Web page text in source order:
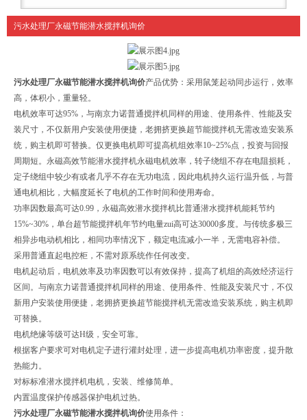
污水处理厂永磁节能潜水搅拌机询价
污水处理厂永磁节能潜水搅拌机询价产品优势：采用鼠笼起动同步运行，效率
高，体积小，重量轻。
电机效率可达95%，与南京力诺普通搅拌机同样的用途、使用条件、性能及安
装尺寸，不仅新用户安装使用便捷，老拥挤更换超节能搅拌机无需改造安装系
统，购主机即可替换。仅更换电机即可提高机组效率10~25%点，投资与回报
周期短。永磁高效节能潜水搅拌机永磁电机效率，转子绕组不存在电阻损耗，
定子绕组中较少有或者几乎不存在无功电流，因此电机持久运行温升低，与普
通电机相比，大幅度延长了电机的工作时间和使用寿命。
功率因数最高可达0.99，永磁高效潜水搅拌机比普通潜水搅拌机能耗节约
15%~30%，单台超节能搅拌机年节约电量zui高可达30000多度。与传统多极三
相异步电动机相比，相同功率情况下，额定电流减小一半，无需电容补偿。
采用普通直起电控柜，不需对原系统作任何改变。
电机起动后，电机效率及功率因数可以有效保持，提高了机组的高效经济运行
区间。与南京力诺普通搅拌机同样的用途、使用条件、性能及安装尺寸，不仅
新用户安装使用便捷，老拥挤更换超节能搅拌机无需改造安装系统，购主机即
可替换。
电机绝缘等级可达H级，安全可靠。
根据客户要求可对电机定子进行灌封处理，进一步提高电机功率密度，提升散
热能力。
对标标准潜水搅拌机电机，安装、维修简单。
内置温度保护传感器保护电机过热。
污水处理厂永磁节能潜水搅拌机询价使用条件：